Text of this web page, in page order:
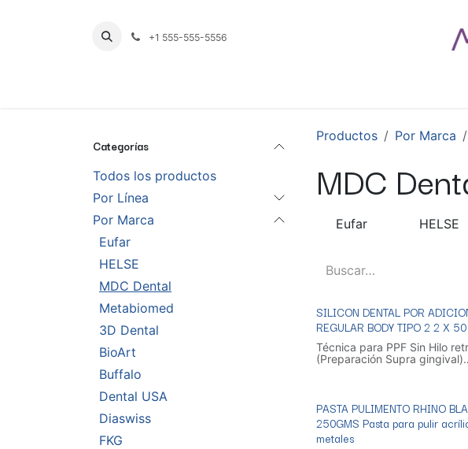
+1 555-555-5556
Categorías
Todos los productos
Por Línea
Por Marca
Eufar
HELSE
MDC Dental
Metabiomed
3D Dental
BioArt
Buffalo
Dental USA
Diaswiss
FKG
Productos Por Marca
MDC
Eufar HELSE
SILICON DENTAL POR
REGULAR BODY TIPO 2 2 X 50
Técnica para PPF Sin Hilo
(Preparación Supra gingival)
PASTA PULIMENTO RHINO
250GMS Pasta para pulir
metales